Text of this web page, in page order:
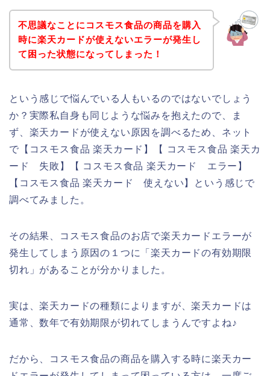
不思議なことにコスモス食品の商品を購入
時に楽天カードが使えないエラーが発生し
て困った状態になってしまった！
という感じで悩んでいる人もいるのではないでしょう
か？実際私自身も同じような悩みを抱えたので、ま
ず、楽天カードが使えない原因を調べるため、ネット
で【コスモス食品 楽天カード】【 コスモス食品 楽天カ
ード 失敗】【 コスモス食品 楽天カード エラー】
【コスモス食品 楽天カード 使えない】という感じで
調べてみました。
その結果、コスモス食品のお店で楽天カードエラーが
発生してしまう原因の１つに「楽天カードの有効期限
切れ」があることが分かりました。
実は、楽天カードの種類によりますが、楽天カードは
通常、数年で有効期限が切れてしまうんですよね♪
だから、コスモス食品の商品を購入する時に楽天カー